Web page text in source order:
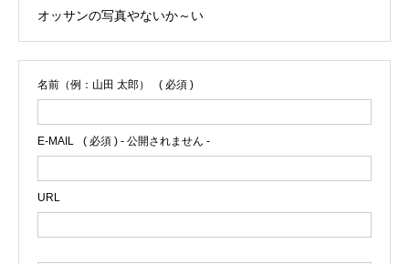
オッサンの写真やないか～い
名前（例：山田 太郎） ( 必須 )
E-MAIL ( 必須 ) - 公開されません -
URL